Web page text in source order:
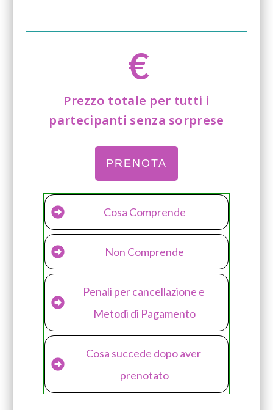
€
Prezzo totale per tutti i
partecipanti senza sorprese
PRENOTA
Cosa Comprende
Non Comprende
Penali per cancellazione e
Metodi di Pagamento
Cosa succede dopo aver
prenotato